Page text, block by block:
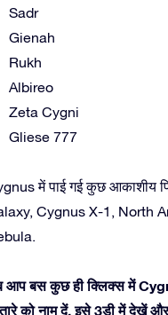
Sadr
Gienah
Rukh
Albireo
Zeta Cygni
Gliese 777
में पाई गई कुछ आकाशीय
Cygnus X-1, North
आप बस कुछ ही क्लिक्स में
को नाम दें, इसे 3डी में